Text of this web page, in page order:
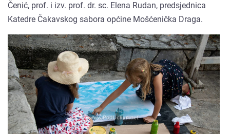
Čenić, prof. i izv. prof. dr. sc. Elena Rudan, predsjednica
Katedre Čakavskog sabora općine Mošćenička Draga.